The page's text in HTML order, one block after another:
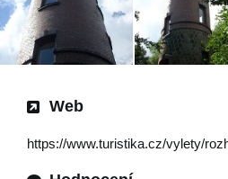
Web
https://www.turistika.cz/vylety/